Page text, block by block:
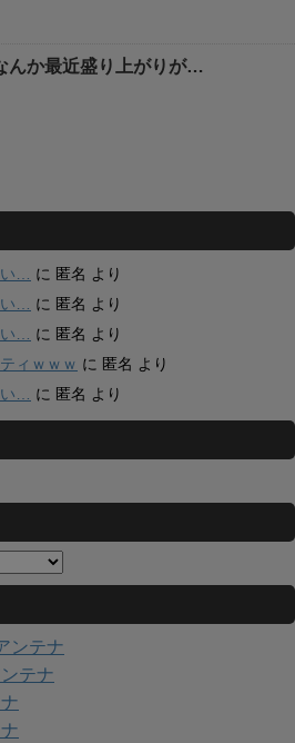
んか最近盛り上がりが…
… に 匿名 より
…
に 匿名 より
…
に 匿名 より
ィｗｗｗ に 匿名 より
…
に 匿名 より
ンテナ
テナ